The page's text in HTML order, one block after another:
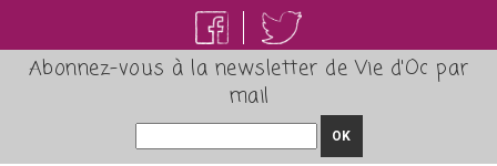
Abonnez-vous à la newsletter de Vie d'Oc par
mail
OK